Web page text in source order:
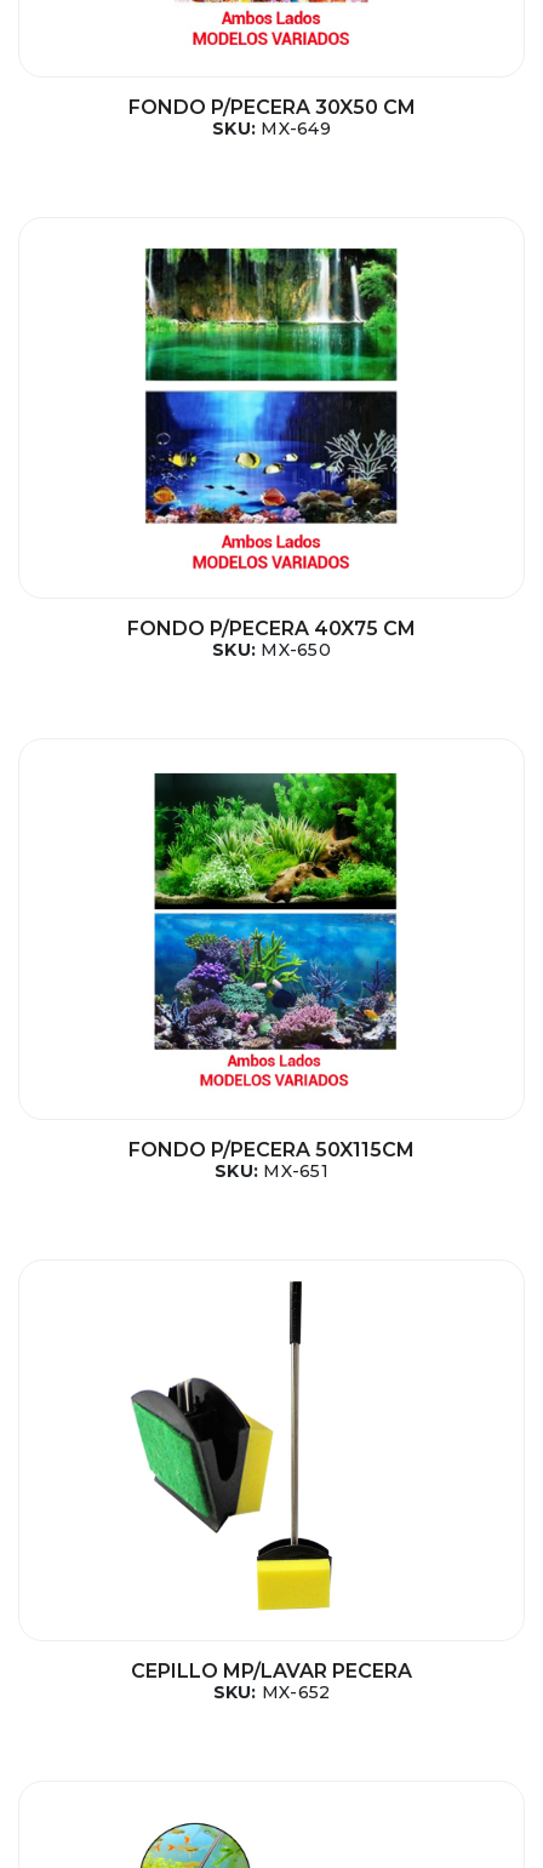
FONDO P/PECERA 30X50 CM
SKU: MX-649
FONDO P/PECERA 40X75 CM
SKU: MX-650
FONDO P/PECERA 50X115CM
SKU: MX-651
CEPILLO MP/LAVAR PECERA
SKU: MX-652